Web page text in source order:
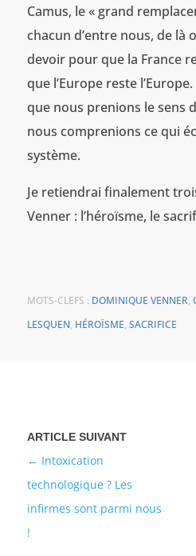
Camus, le « grand
chacun d’entre nous, de là
devoir pour que la France
que l’Europe reste
que nous prenions le sens
nous comprenions ce qui
système.
Je retiendrai finalement
Venner : l’héroïsme, le
MOTS-CLEFS : DOMINIQUE VENNER,
LESQUEN, HÉROÏSME, SACRIFICE
Intoxication
technologique ? Les
infirmes sont parmi nous
!